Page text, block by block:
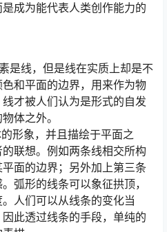
成为能代表人类创作能力的
是线，但是线在实质上却是不
和平面的边界，用来作为物
才被人们认为是形式的自发
体之外。
形象，并且描绘于平面之
联想。例如两条线相交所构
面的边界；另外加上第三条
弧形的线条可以象征拱顶，
人们可以从线条的变化当
此透过线条的手段，单纯的